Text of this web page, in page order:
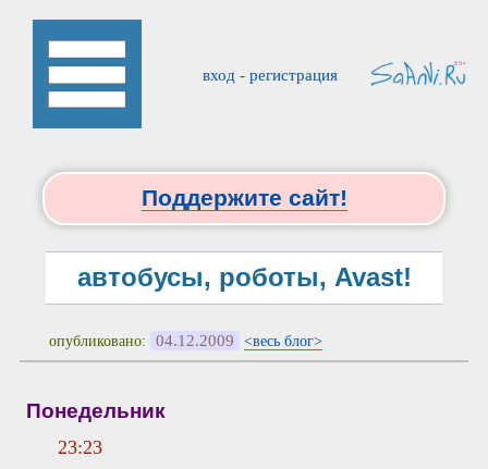
вход - регистрация
Поддержите сайт!
автобусы, роботы, Avast!
опубликовано: 04.12.2009 <весь блог>
Понедельник
23:23